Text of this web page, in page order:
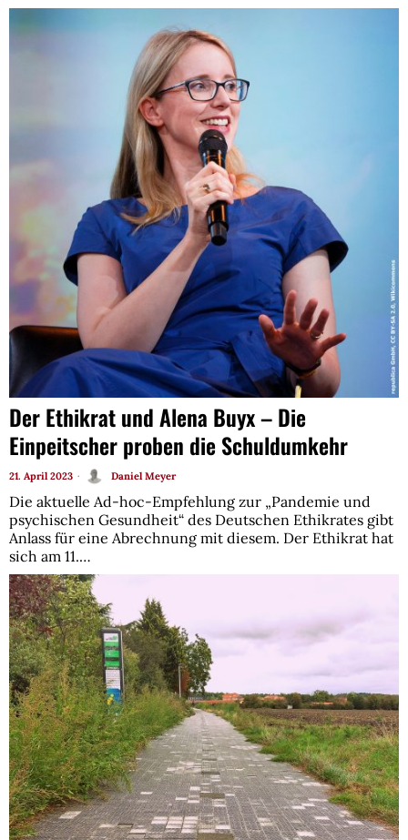
Der Ethikrat und Alena Buyx – Die
Einpeitscher proben die Schuldumkehr
21. April 2023 Daniel Meyer
Die aktuelle Ad-hoc-Empfehlung zur „Pandemie und
psychischen Gesundheit“ des Deutschen Ethikrates gibt
Anlass für eine Abrechnung mit diesem. Der Ethikrat hat
sich am 11.…